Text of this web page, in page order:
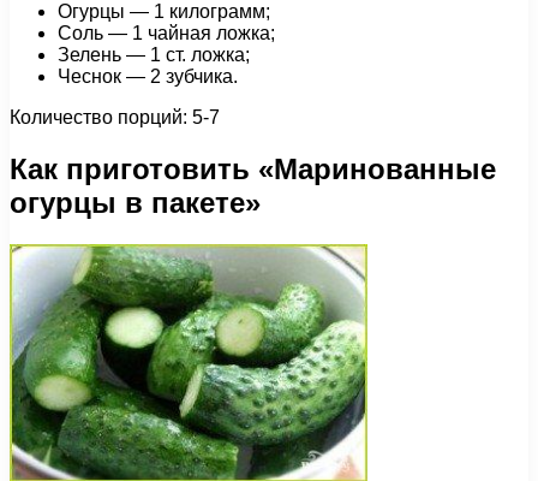
Огурцы — 1 килограмм;
Соль — 1 чайная ложка;
Зелень — 1 ст. ложка;
Чеснок — 2 зубчика.
Количество порций: 5-7
Как приготовить «Маринованные
огурцы в пакете»